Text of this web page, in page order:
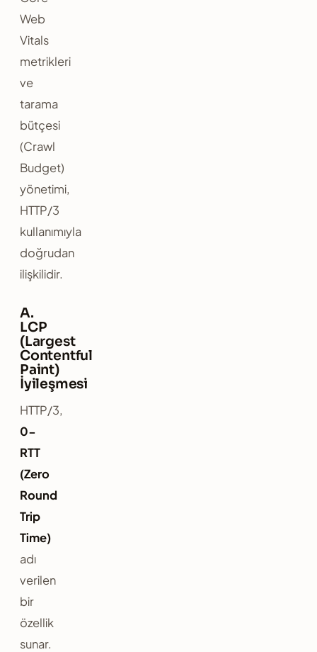
Web
Vitals
metrikleri
ve
tarama
bütçesi
(Crawl
Budget)
yönetimi,
HTTP/3
kullanımıyla
doğrudan
ilişkilidir.
A.
LCP
(Largest
Contentful
Paint)
İyileşmesi
HTTP/3,
0-
RTT
(Zero
Round
Trip
Time)
adı
verilen
bir
özellik
sunar.